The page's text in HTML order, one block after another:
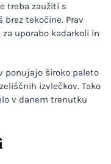
treba zaužiti s
brez tekočine. Prav
uporabo kadarkoli in
ponujajo široko paleto
izvlečkov. Tako
v danem trenutku